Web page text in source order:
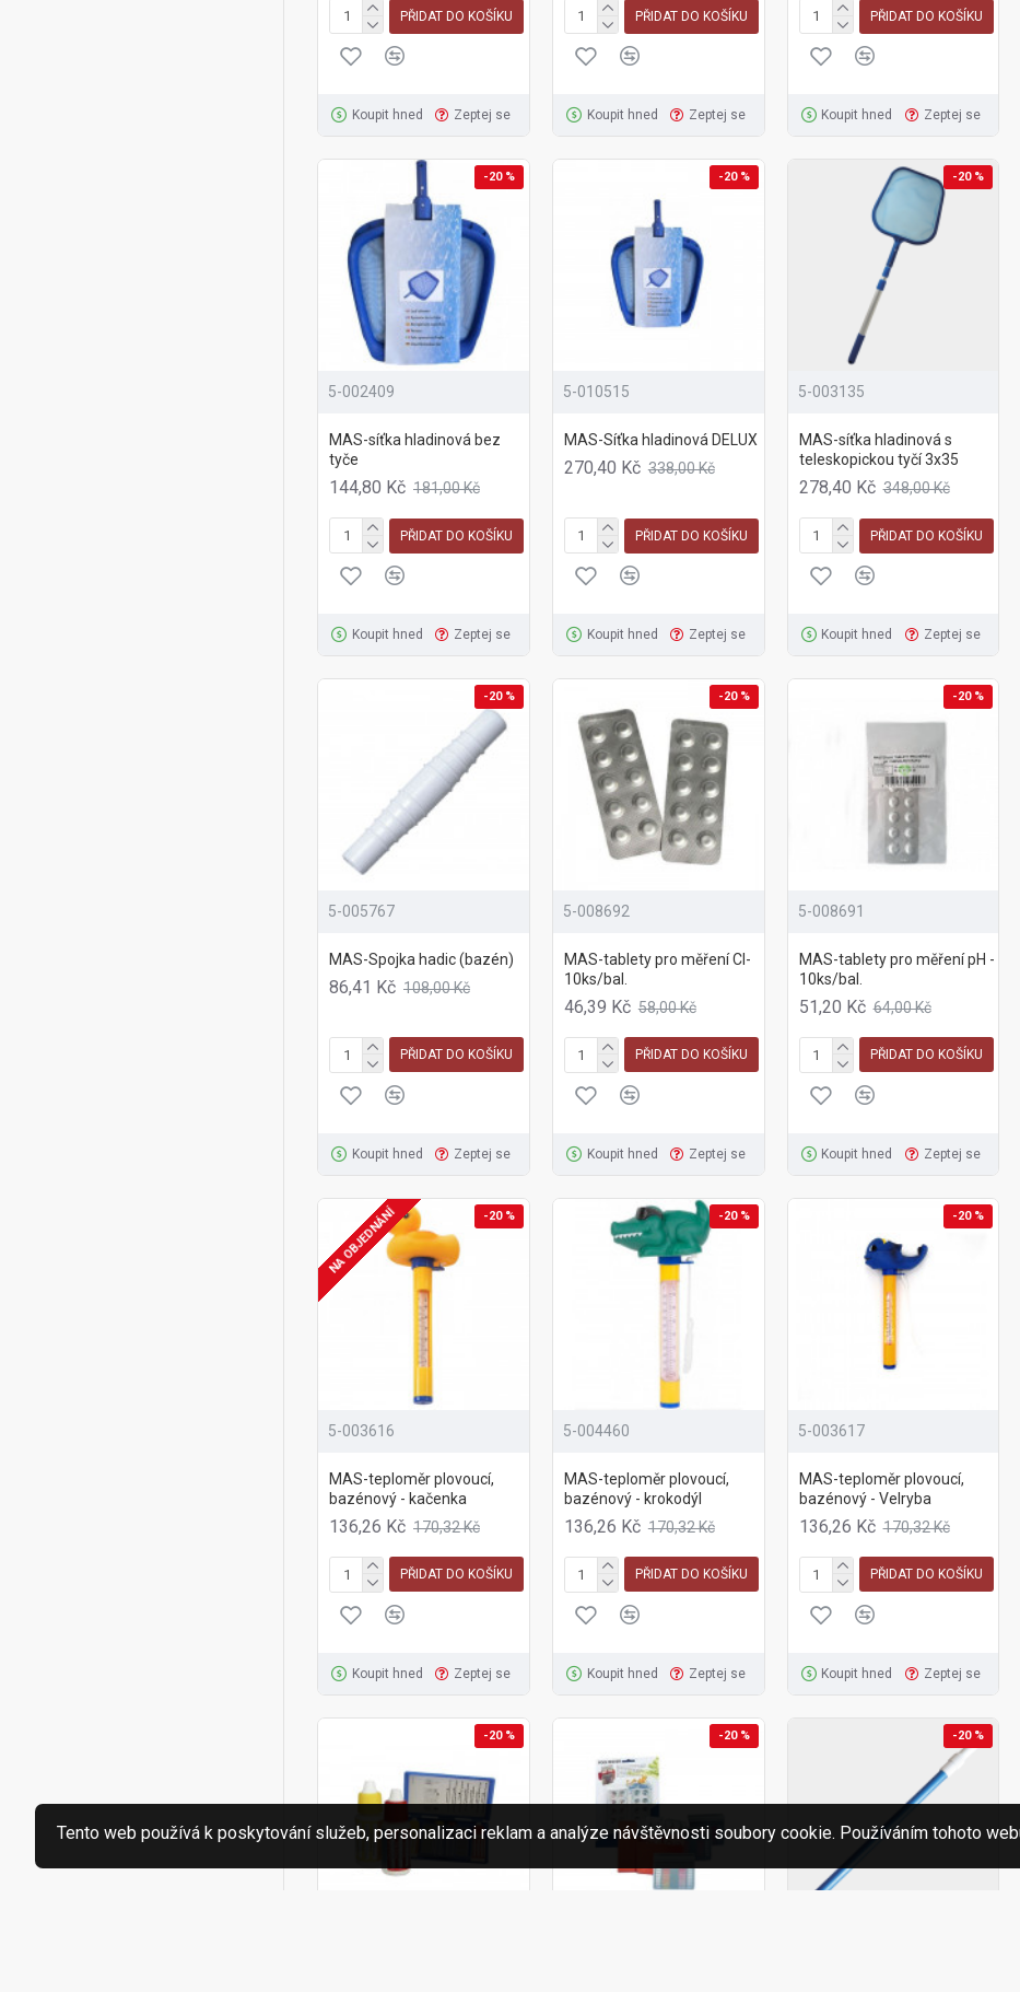
PŘIDAT DO KOŠÍKU
Koupit hned Zeptej se
PŘIDAT DO KOŠÍKU
Koupit hned Zeptej se
PŘIDAT DO KOŠÍKU
Koupit hned Zeptej se
-20 %
5-002409
MAS-síťka hladinová bez
tyče
144,80 Kč 181,00 Kč
PŘIDAT DO KOŠÍKU
Koupit hned Zeptej se
-20 %
5-010515
MAS-Síťka hladinová DELUX
270,40 Kč 338,00 Kč
PŘIDAT DO KOŠÍKU
Koupit hned Zeptej se
-20 %
5-003135
MAS-síťka hladinová s
teleskopickou tyčí 3x35
278,40 Kč 348,00 Kč
PŘIDAT DO KOŠÍKU
Koupit hned Zeptej se
-20 %
5-005767
MAS-Spojka hadic (bazén)
86,41 Kč 108,00 Kč
PŘIDAT DO KOŠÍKU
Koupit hned Zeptej se
-20 %
5-008692
MAS-tablety pro měření Cl-
10ks/bal.
46,39 Kč 58,00 Kč
PŘIDAT DO KOŠÍKU
Koupit hned Zeptej se
-20 %
5-008691
MAS-tablety pro měření pH -
10ks/bal.
51,20 Kč 64,00 Kč
PŘIDAT DO KOŠÍKU
Koupit hned Zeptej se
-20 %
NA OBJEDNÁNÍ
5-003616
MAS-teploměr plovoucí,
bazénový - kačenka
136,26 Kč 170,32 Kč
PŘIDAT DO KOŠÍKU
Koupit hned Zeptej se
-20 %
5-004460
MAS-teploměr plovoucí,
bazénový - krokodýl
136,26 Kč 170,32 Kč
PŘIDAT DO KOŠÍKU
Koupit hned Zeptej se
-20 %
5-003617
MAS-teploměr plovoucí,
bazénový - Velryba
136,26 Kč 170,32 Kč
PŘIDAT DO KOŠÍKU
Koupit hned Zeptej se
-20 % -20 % -20 %
Tento web používá k poskytování služeb, personalizaci reklam a analýze návštěvnosti soubory cookie. Používáním tohoto